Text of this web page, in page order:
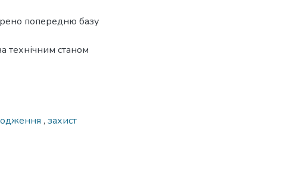
попередню базу
технічним станом
, захист